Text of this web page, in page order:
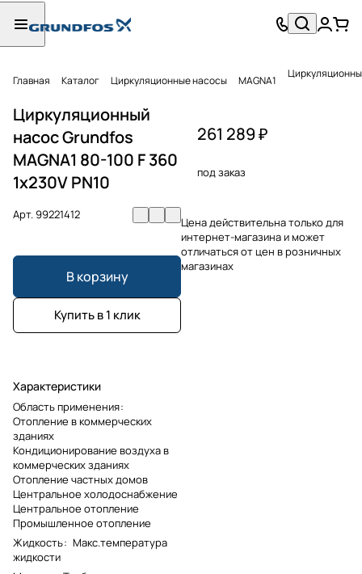
Главная Каталог Циркуляционные насосы MAGNA1
Циркуляционный
насос Grundfos
MAGNA1 80-100 F 360
1x230V PN10
Арт.99221412
В корзину
Купить в 1 клик
Характеристики
Область применения:
Отопление в коммерческих
зданиях
Кондиционирование воздуха в
коммерческих зданиях
Отопление частных домов
Центральное холодоснабжение
Центральное отопление
Промышленное отопление
Жидкость: Макс.температура
жидкости
261 289 ₽
под заказ
Цена действительна только для
интернет-магазина и может
отличаться от цен в розничных
магазинах